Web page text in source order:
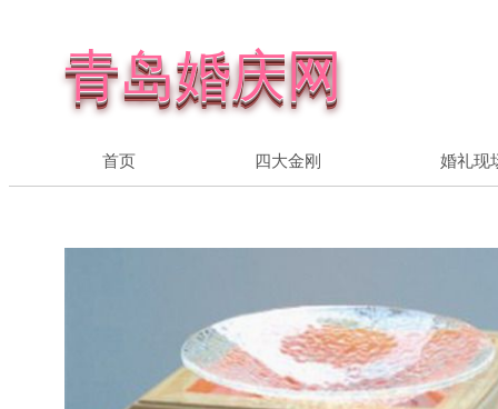
青岛婚庆网
首页 四大金刚 婚礼现